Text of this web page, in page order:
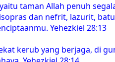
taman Allah penuh
dan nefrit, lazurit,
Yehezkiel 28:13
kerub yang berjaga, di